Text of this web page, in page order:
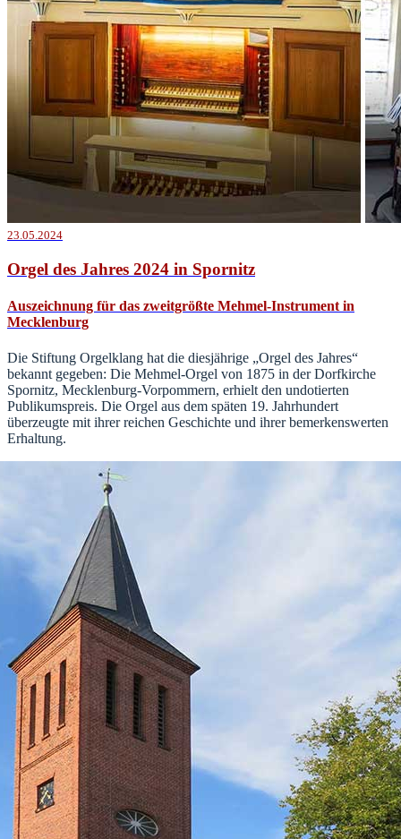
23.05.2024
Orgel des Jahres 2024 in Spornitz
Auszeichnung für das zweitgrößte Mehmel-Instrument in
Mecklenburg
Die Stiftung Orgelklang hat die diesjährige „Orgel des Jahres“
bekannt gegeben: Die Mehmel-Orgel von 1875 in der Dorfkirche
Spornitz, Mecklenburg-Vorpommern, erhielt den undotierten
Publikumspreis. Die Orgel aus dem späten 19. Jahrhundert
überzeugte mit ihrer reichen Geschichte und ihrer bemerkenswerten
Erhaltung.